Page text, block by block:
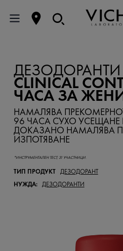
ДЕЗОДОРАНТИ
CLINICAL
ЧАСА ЗА
НАМАЛЯВА
96 ЧАСА СУХО
ДОКАЗАНО НАМАЛЯВА
ИЗПОТЯВАНЕ
*ИНСТРУМЕНТАЛЕН ТЕСТ, 31 УЧАСТНИЦИ.
ТИП ПРОДУКТ ДЕЗОДОРАНТ
НУЖДА: ДЕЗОДОРАНТИ